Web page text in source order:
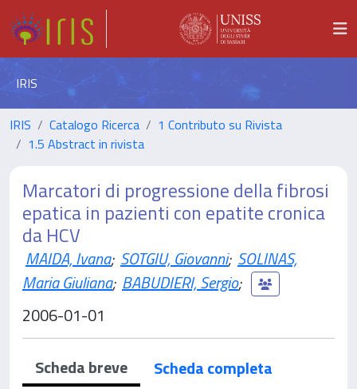
IRIS
IRIS Catalogo Ricerca
1 Contributo su Rivista
1.5 Abstract in rivista
Marcatori di progressione della fibrosi
epatica in pazienti con epatite cronica
da HCV
MAIDA, Ivana; SOTGIU, Giovanni; SOLINAS,
Maria Giuliana; BABUDIERI, Sergio;
2006-01-01
Scheda breve
Scheda completa